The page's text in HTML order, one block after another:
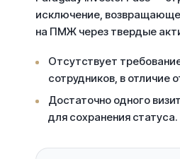
исключение,
на ПМЖ через твердые
Отсутствует
сотрудников, в отличие
Достаточно одного
для сохранения статуса.